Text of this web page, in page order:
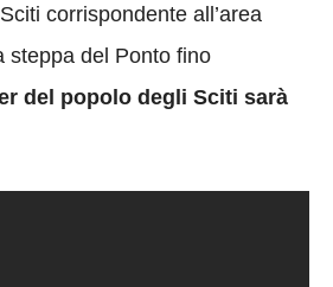
corrispondente all’area
steppa del Ponto fino
del popolo degli Sciti sarà